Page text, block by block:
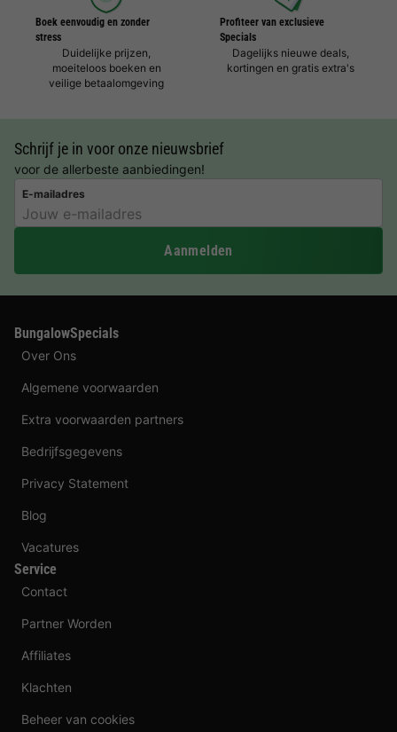
Boek eenvoudig en zonder
stress
Duidelijke prijzen,
moeiteloos boeken en
veilige betaalomgeving
Profiteer van exclusieve
Specials
Dagelijks nieuwe deals,
kortingen en gratis extra's
Schrijf je in voor onze nieuwsbrief
voor de allerbeste aanbiedingen!
E-mailadres
Aanmelden
BungalowSpecials
Over Ons
Algemene voorwaarden
Extra voorwaarden partners
Bedrijfsgegevens
Privacy Statement
Blog
Vacatures
Service
Contact
Partner Worden
Affiliates
Klachten
Beheer van cookies